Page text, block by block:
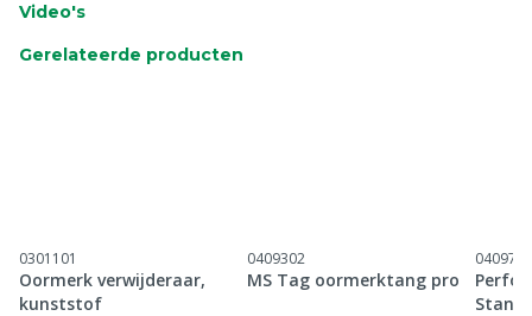
Video's
Gerelateerde producten
0301101
Oormerk verwijderaar,
kunststof
0409302
MS Tag oormerktang pro
0409716